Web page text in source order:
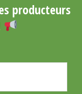
producteurs